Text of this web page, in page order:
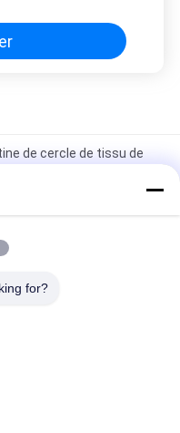
de cercle de tissu de
de chaîne de
190GSM
doucement chaîne de
for?